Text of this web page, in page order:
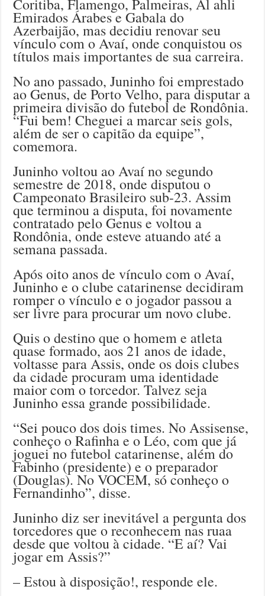
Coritiba, Flamengo, Palmeiras, Al ahli
Emirados Árabes e Gabala do
Azerbaijão, mas decidiu renovar seu
vínculo com o Avaí, onde conquistou os
títulos mais importantes de sua carreira.
No ano passado, Juninho foi emprestado
ao Genus, de Porto Velho, para disputar a
primeira divisão do futebol de Rondônia.
“Fui bem! Cheguei a marcar seis gols,
além de ser o capitão da equipe”,
comemora.
Juninho voltou ao Avaí no segundo
semestre de 2018, onde disputou o
Campeonato Brasileiro sub-23. Assim
que terminou a disputa, foi novamente
contratado pelo Genus e voltou a
Rondônia, onde esteve atuando até a
semana passada.
Após oito anos de vínculo com o Avaí,
Juninho e o clube catarinense decidiram
romper o vínculo e o jogador passou a
ser livre para procurar um novo clube.
Quis o destino que o homem e atleta
quase formado, aos 21 anos de idade,
voltasse para Assis, onde os dois clubes
da cidade procuram uma identidade
maior com o torcedor. Talvez seja
Juninho essa grande possibilidade.
“Sei pouco dos dois times. No Assisense,
conheço o Rafinha e o Léo, com que já
joguei no futebol catarinense, além do
Fabinho (presidente) e o preparador
(Douglas). No VOCEM, só conheço o
Fernandinho”, disse.
Juninho diz ser inevitável a pergunta dos
torcedores que o reconhecem nas ruaa
desde que voltou à cidade. “E aí? Vai
jogar em Assis?”
– Estou à disposição!, responde ele.